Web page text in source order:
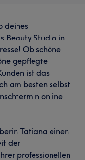
deines
Beauty Studio in
Ob schöne
gepflegte
ist das
am besten selbst
online
Tatiana einen
der
professionellen